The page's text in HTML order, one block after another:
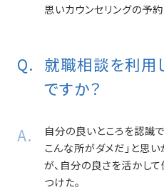
思いカウンセリングの予約
就職相談を利用
ですか？
自分の良いところを認識
こんな所がダメだ」と思
が、自分の良さを活かし
つけた。